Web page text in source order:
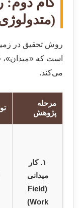
روش تحقیق در
است که «میدان»،
می‌کند.
مرحله
پژوهش
۱. کار
میدانی
(Field
Work)